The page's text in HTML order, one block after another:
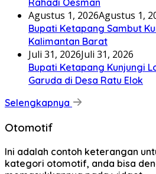
Rahadi Oesman
Agustus 1, 2026Agustus 1,
Bupati Ketapang Sambut
Kalimantan Barat
Juli 31, 2026Juli 31, 2026
Bupati Ketapang Kunjungi
Garuda di Desa Ratu Elok
Selengkapnya
Otomotif
Ini adalah contoh keterangan
kategori otomotif, anda bisa